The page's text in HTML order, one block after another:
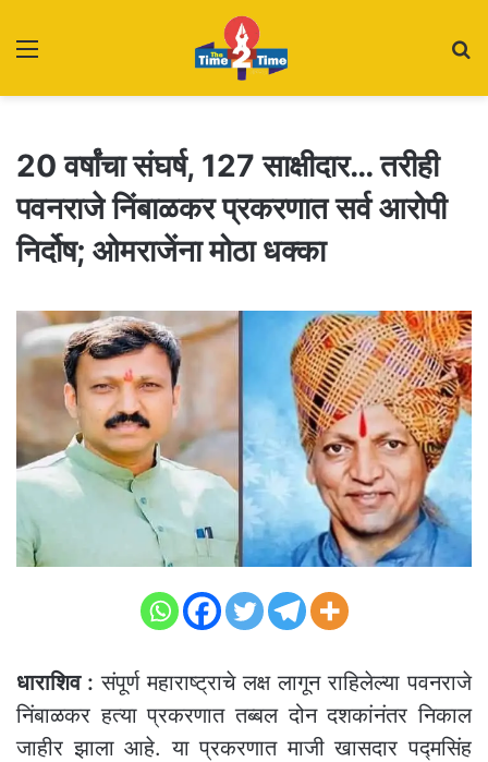
20 वर्षांचा संघर्ष, 127 साक्षीदार… तरीही
पवनराजे निंबाळकर प्रकरणात सर्व आरोपी
निर्दोष; ओमराजेंना मोठा धक्का
धाराशिव : संपूर्ण महाराष्ट्राचे लक्ष लागून राहिलेल्या पवनराजे
निंबाळकर हत्या प्रकरणात तब्बल दोन दशकांनंतर निकाल
जाहीर झाला आहे. या प्रकरणात माजी खासदार पद्मसिंह